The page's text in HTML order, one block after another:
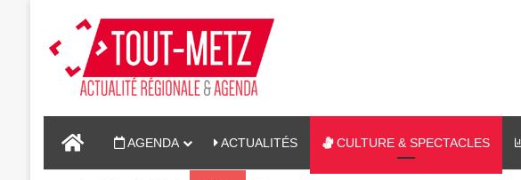
ACCUEILAGENDA ACTUALITÉS CULTURE & SPECTACLES